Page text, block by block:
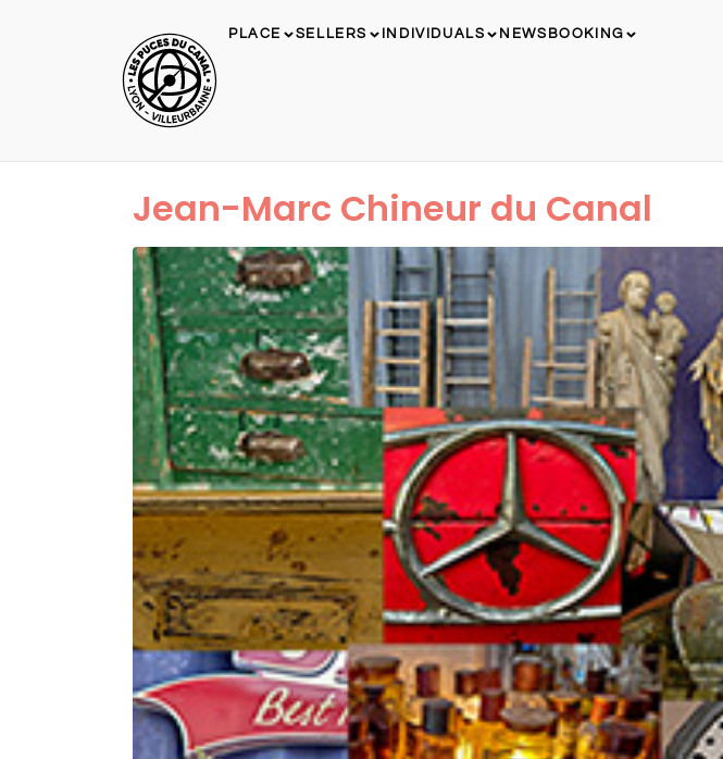
PLACE SELLERS INDIVIDUALS NEWS BOOKING
Jean-Marc Chineur du Canal